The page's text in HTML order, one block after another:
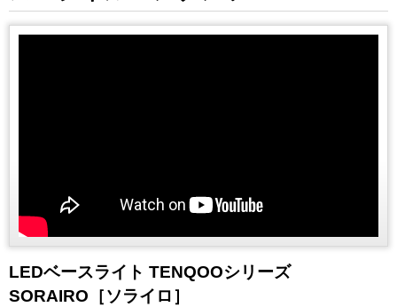
LEDベースライト TENQOOシリーズ
SORAIRO［ソライロ］